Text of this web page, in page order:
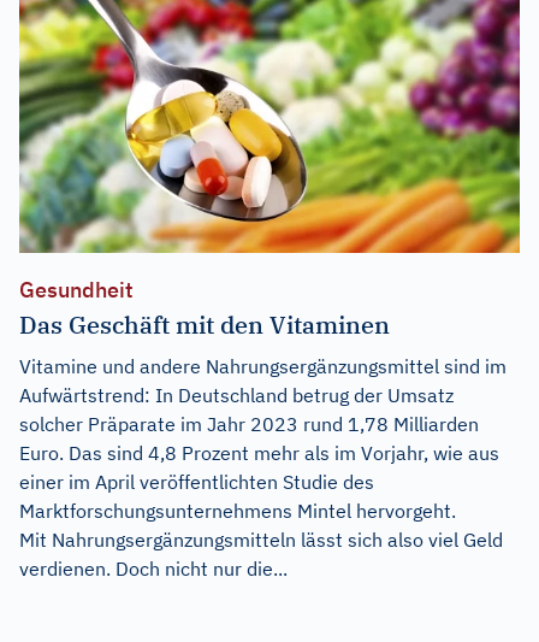
Gesundheit
Das Geschäft mit den Vitaminen
Vitamine und andere Nahrungsergänzungsmittel sind im
Aufwärtstrend: In Deutschland betrug der Umsatz
solcher Präparate im Jahr 2023 rund 1,78 Milliarden
Euro. Das sind 4,8 Prozent mehr als im Vorjahr, wie aus
einer im April veröffentlichten Studie des
Marktforschungsunternehmens Mintel hervorgeht.
Mit Nahrungsergänzungsmitteln lässt sich also viel Geld
verdienen. Doch nicht nur die...